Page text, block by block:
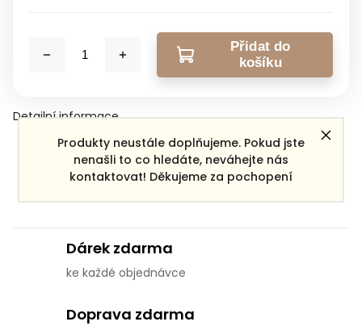
Produkty neustále doplňujeme. Pokud jste
nenašli to co hledáte, neváhejte nás
kontaktovat! Děkujeme za pochopení
Přidat do
košíku
Detailní informace
Zeptat se Sdílet
Dárek zdarma
ke každé objednávce
Doprava zdarma